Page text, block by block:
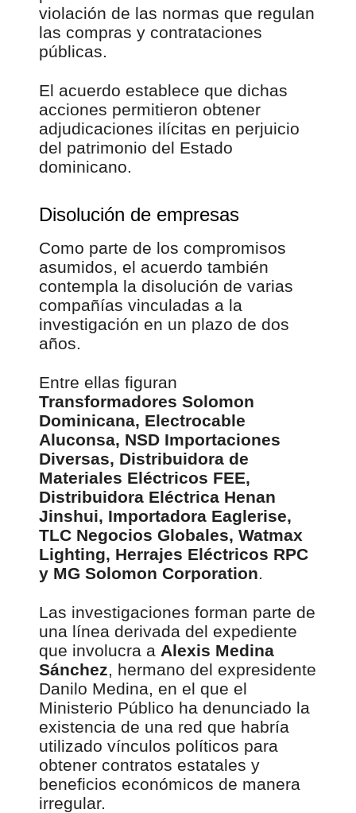
violación de las normas que regulan
las compras y contrataciones
públicas.
El acuerdo establece que dichas
acciones permitieron obtener
adjudicaciones ilícitas en perjuicio
del patrimonio del Estado
dominicano.
Disolución de empresas
Como parte de los compromisos
asumidos, el acuerdo también
contempla la disolución de varias
compañías vinculadas a la
investigación en un plazo de dos
años.
Entre ellas figuran
Transformadores Solomon
Dominicana, Electrocable
Aluconsa, NSD Importaciones
Diversas, Distribuidora de
Materiales Eléctricos FEE,
Distribuidora Eléctrica Henan
Jinshui, Importadora Eaglerise,
TLC Negocios Globales, Watmax
Lighting, Herrajes Eléctricos RPC
y MG Solomon Corporation.
Las investigaciones forman parte de
una línea derivada del expediente
que involucra a Alexis Medina
Sánchez, hermano del expresidente
Danilo Medina, en el que el
Ministerio Público ha denunciado la
existencia de una red que habría
utilizado vínculos políticos para
obtener contratos estatales y
beneficios económicos de manera
irregular.